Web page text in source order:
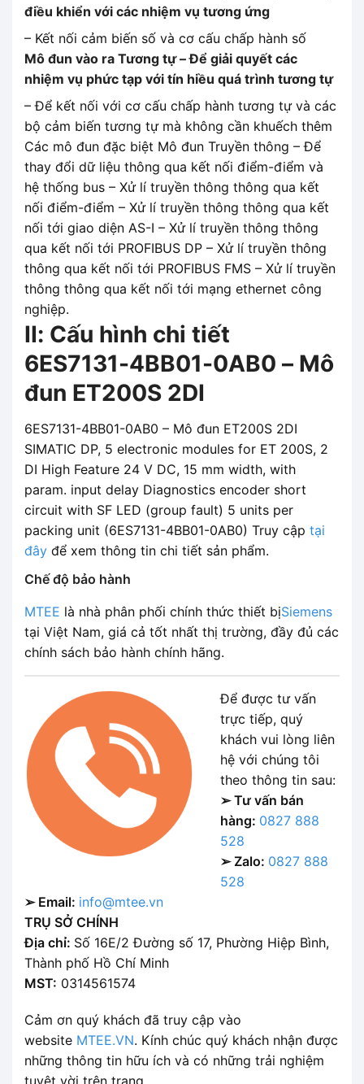
điều khiển với các nhiệm vụ tương ứng
– Kết nối cảm biến số và cơ cấu chấp hành số
Mô đun vào ra Tương tự – Để giải quyết các
nhiệm vụ phức tạp với tín hiều quá trình tương tự
– Để kết nối với cơ cấu chấp hành tương tự và các
bộ cảm biến tương tự mà không cần khuếch thêm
Các mô đun đặc biệt Mô đun Truyền thông – Để
thay đổi dữ liệu thông qua kết nối điểm-điểm và
hệ thống bus – Xử lí truyền thông thông qua kết
nối điểm-điểm – Xử lí truyền thông thông qua kết
nối tới giao diện AS-I – Xử lí truyền thông thông
qua kết nối tới PROFIBUS DP – Xử lí truyền thông
thông qua kết nối tới PROFIBUS FMS – Xử lí truyền
thông thông qua kết nối tới mạng ethernet công
nghiệp.
II: Cấu hình chi tiết
6ES7131-4BB01-0AB0 – Mô
đun ET200S 2DI
6ES7131-4BB01-0AB0 – Mô đun ET200S 2DI
SIMATIC DP, 5 electronic modules for ET 200S, 2
DI High Feature 24 V DC, 15 mm width, with
param. input delay Diagnostics encoder short
circuit with SF LED (group fault) 5 units per
packing unit (6ES7131-4BB01-0AB0) Truy cập tại
đây để xem thông tin chi tiết sản phẩm.
Chế độ bảo hành
MTEE là nhà phân phối chính thức thiết bịSiemens
tại Việt Nam, giá cả tốt nhất thị trường, đầy đủ các
chính sách bảo hành chính hãng.
Để được tư vấn
trực tiếp, quý
khách vui lòng liên
hệ với chúng tôi
theo thông tin sau:
➢ Tư vấn bán
hàng: 0827 888
528
➢ Zalo: 0827 888
528
➢ Email: info@mtee.vn
TRỤ SỞ CHÍNH
Địa chỉ: Số 16E/2 Đường số 17, Phường Hiệp Bình,
Thành phố Hồ Chí Minh
MST: 0314561574
Cảm ơn quý khách đã truy cập vào
website MTEE.VN. Kính chúc quý khách nhận được
những thông tin hữu ích và có những trải nghiệm